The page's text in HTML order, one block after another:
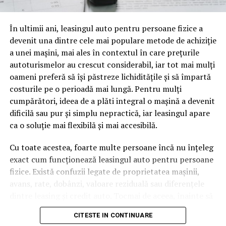
oamenii cu adevărat. Dacă transcrierea ajunge pe o
cuvinte tematice, scrise exact în limbajul în care se
caută.
Apoi vine partea de comportament. O pagină pe care
vizitatorii stau zece, cincisprezece minute ca să
urmărească replay-ul trimite un semnal greu de ignorat.
Google nu îți măsoară direct satisfacția, însă timpul
petrecut, scrollul și revenirile spun ceva despre cât de
util e materialul.
Și mai e ceva ce se uită ușor. Un webinar reușit atrage
linkuri aproape de la sine. Cineva îl menționează într-un
newsletter, altcineva îl citează într-un articol, un
partener îl trimite în comunitatea lui. Fiecare astfel de
tău, iar autoritatea e moneda forte în SEO.
În ultimii ani, leasingul auto pentru persoane fizice a
devenit una dintre cele mai populare metode de achiziție
a unei mașini, mai ales în contextul în care prețurile
autoturismelor au crescut considerabil, iar tot mai mulți
oameni preferă să își păstreze lichiditățile și să împartă
costurile pe o perioadă mai lungă. Pentru mulți
cumpărători, ideea de a plăti integral o mașină a devenit
dificilă sau pur și simplu nepractică, iar leasingul apare
ca o soluție mai flexibilă și mai accesibilă.
Cu toate acestea, foarte multe persoane încă nu înțeleg
exact cum funcționează leasingul auto pentru persoane
fizice. Există confuzii legate de proprietatea mașinii,
avans, rate, dobânzi, valoare reziduală sau diferențele
semnezi orice contract, este important să înțelegi clar
mecanismul acestui tip de finanțare și să știi la ce să fii
CITESTE IN CONTINUARE